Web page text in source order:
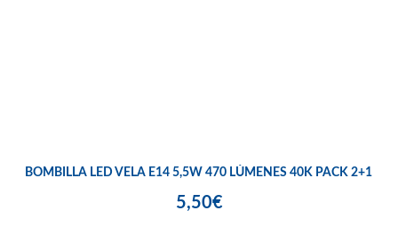
BOMBILLA LED VELA E14 5,5W 470 LÚMENES 40K PACK 2+1
5,50€